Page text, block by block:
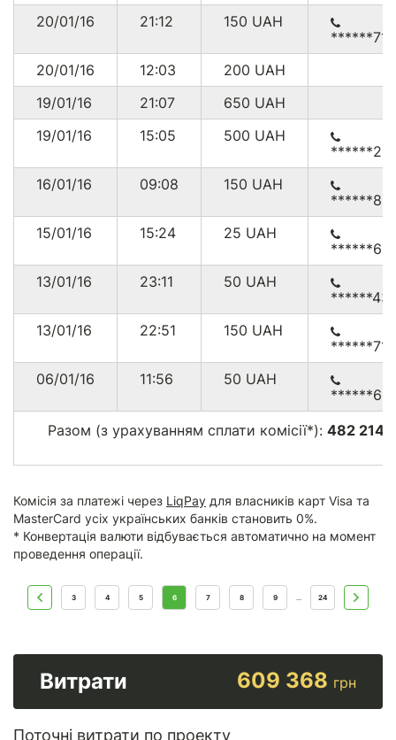
20/01/16 21:12 150 UAH
20/01/16
12:03 200 UAH
19/01/16
21:07 650 UAH
19/01/16
15:05 500 UAH
16/01/16
09:08 150 UAH
15/01/16
15:24 25 UAH
13/01/16
23:11 50 UAH
13/01/16
22:51 150 UAH
06/01/16
11:56 50 UAH
Разом (з урахуванням сплати комісії*): 482
Комісія за платежі через LiqPay для власників карт Visa та
MasterCard усіх українських банків становить 0%.
* Конвертація валюти відбувається автоматично на момент
проведення операції.
3 4 5 6 7 8 9 ... 24
Витрати 609 368 грн
Поточні витрати по проекту